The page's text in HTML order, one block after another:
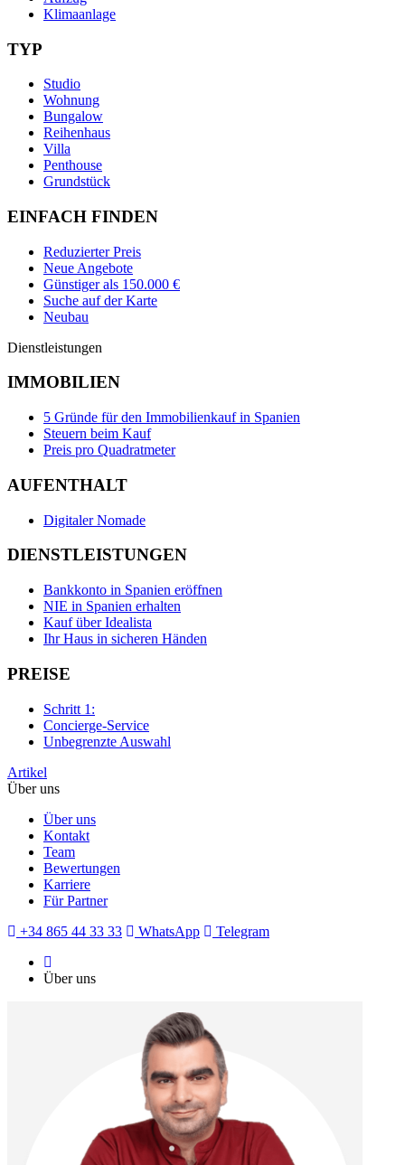
Klimaanlage
TYP
Studio
Wohnung
Bungalow
Reihenhaus
Villa
Penthouse
Grundstück
EINFACH FINDEN
Reduzierter Preis
Neue Angebote
Günstiger als 150.000 €
Suche auf der Karte
Neubau
Dienstleistungen
IMMOBILIEN
5 Gründe für den Immobilienkauf in Spanien
Steuern beim Kauf
Preis pro Quadratmeter
AUFENTHALT
Digitaler Nomade
DIENSTLEISTUNGEN
Bankkonto in Spanien eröffnen
NIE in Spanien erhalten
Kauf über Idealista
Ihr Haus in sicheren Händen
PREISE
Schritt 1:
Concierge-Service
Unbegrenzte Auswahl
Artikel
Über uns
Über uns
Kontakt
Team
Bewertungen
Karriere
Für Partner
+34 865 44 33 33
WhatsApp Telegram
Über uns